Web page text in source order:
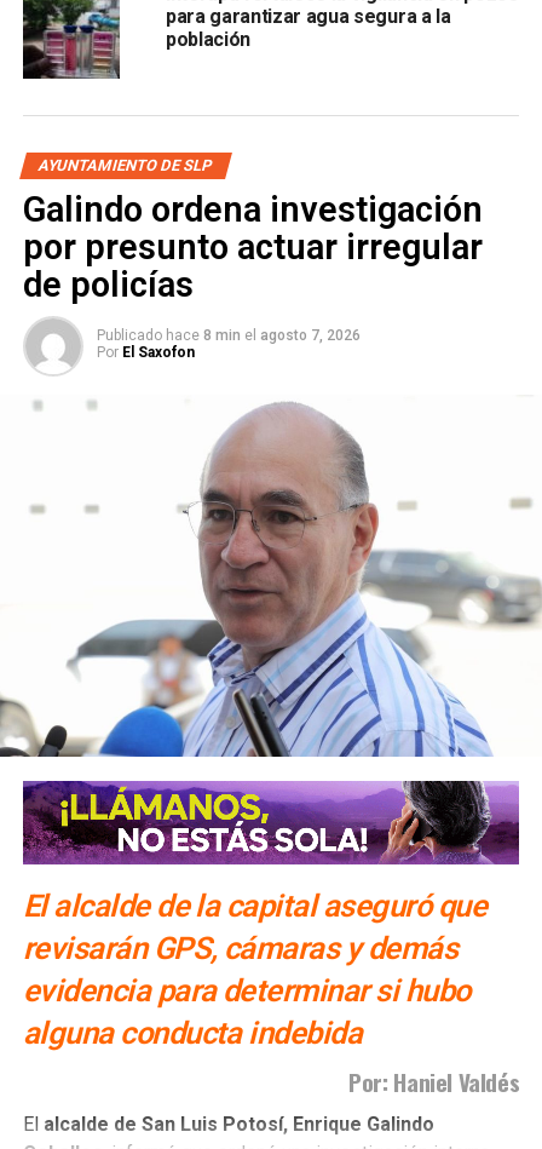
INTERAPAS
REPÚBLICA DE HONDURAS
SIGUIENTE
Se une Coordinación Municipal de Derechos
Continúan en Villa de Pozos jornadas de
reforstación
para garantizar agua segura a la
población
AYUNTAMIENTO DE SLP
Galindo ordena investigación
por presunto actuar irregular
de policías
Publicado hace 8 min el agosto 7, 2026
Por El Saxofon
El alcalde de la capital aseguró que
revisarán GPS, cámaras y demás
evidencia para determinar si hubo
alguna conducta indebida
Por: Haniel Valdés
El alcalde de San Luis Potosí, Enrique Galindo